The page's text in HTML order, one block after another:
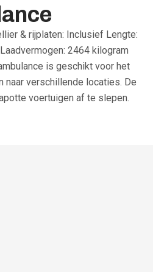
& rijplaten: Inclusief Lengte:
2464 kilogram
is geschikt voor het
naar verschillende locaties. De
voertuigen af te slepen.